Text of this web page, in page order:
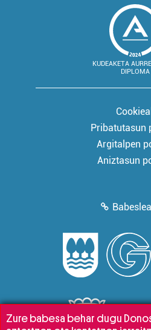
KUDEAKETA
DIPLOMA
Pribatutasun
Argitalpen
Aniztasun
Zure babesa behar dugu